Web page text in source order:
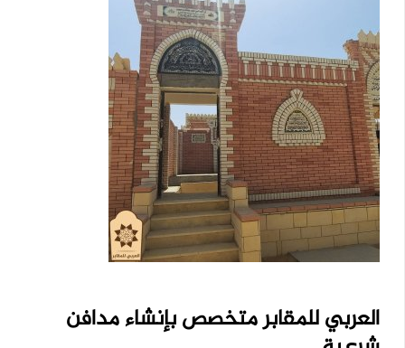
العربي للمقابر متخصص بإنشاء مدافن